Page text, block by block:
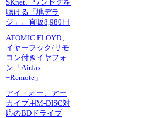
SKnet、ワンセグを
聴ける「地デラ
ジ」。直販8,980円
ATOMIC FLOYD、
イヤーフック/リモ
コン付きイヤフォ
ン「AirJax
+Remote」
アイ・オー、アー
カイブ用M-DISC対
応のBDドライブ